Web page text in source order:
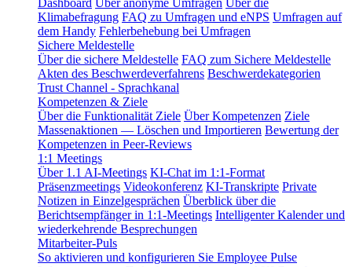
Klimabefragung FAQ zu Umfragen und eNPS Umfragen auf
dem Handy Fehlerbehebung bei Umfragen
Sichere Meldestelle
Über die sichere Meldestelle FAQ zum Sichere Meldestelle
Akten des Beschwerdeverfahrens Beschwerdekategorien
Trust Channel - Sprachkanal
Kompetenzen & Ziele
Über die Funktionalität Ziele Über Kompetenzen Ziele
Massenaktionen — Löschen und Importieren Bewertung der
Kompetenzen in Peer-Reviews
1:1 Meetings
Über 1.1 AI-Meetings KI-Chat im 1:1-Format
Präsenzmeetings Videokonferenz KI-Transkripte Private
Notizen in Einzelgesprächen Überblick über die
Berichtsempfänger in 1:1-Meetings Intelligenter Kalender und
wiederkehrende Besprechungen
Mitarbeiter-Puls
So aktivieren und konfigurieren Sie Employee Pulse